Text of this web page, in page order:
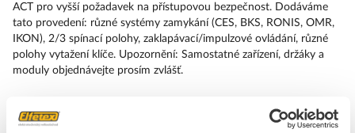
ACT pro vyšší požadavek na přístupovou bezpečnost. Dodáváme
tato provedení: různé systémy zamykání (CES, BKS, RONIS, OMR,
IKON), 2/3 spínací polohy, zaklapávací/impulzové ovládání, různé
polohy vytažení klíče. Upozornění: Samostatné zařízení, držáky a
moduly objednávejte prosím zvlášť.